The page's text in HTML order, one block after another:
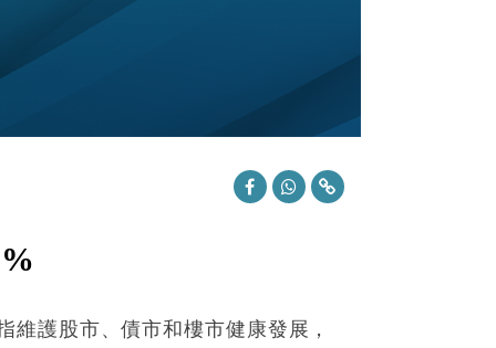
護股市、債市和樓市健康發展，